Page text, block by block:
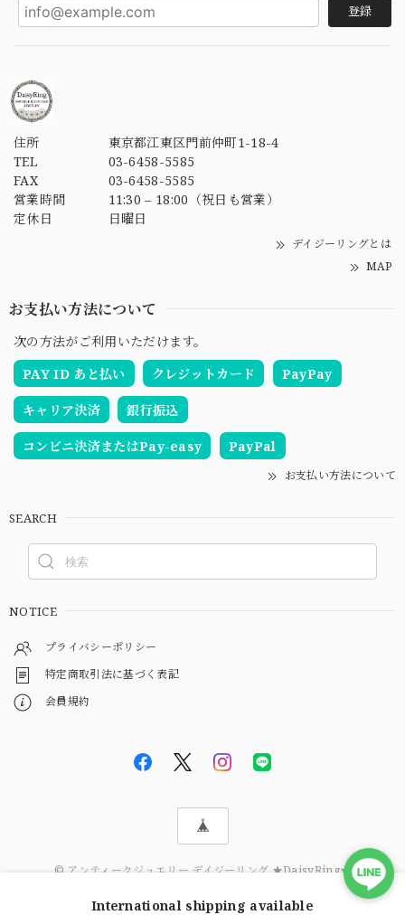
登録
住所
東京都江東区門前仲町1-18-4
TEL
03-6458-5585
FAX
03-6458-5585
営業時間
11:30 – 18:00（祝日も営業）
定休日
日曜日
デイジーリングとは
MAP
お支払い方法について
次の方法がご利用いただけます。
PAY ID あと払い
クレジットカード PayPay
キャリア決済 銀行振込
コンビニ決済またはPay-easy PayPal
お支払い方法について
SEARCH
NOTICE
プライバシーポリシー
特定商取引法に基づく表記
会員規約
© アンティークジュエリー デイジーリング ★DaisyRing★
International shipping available